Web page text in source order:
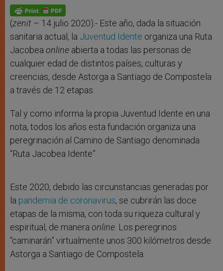
p
p
g
e
r
o
k
(zenit – 14 julio 2020).- Este año, dada la situación
sanitaria actual, la Juventud Idente organiza una Ruta
Jacobea online abierta a todas las personas de
cualquier edad de distintos países, culturas y
creencias, desde Astorga a Santiago de Compostela
a través de 12 etapas.
Tal y como informa la propia Juventud Idente en una
nota, todos los años esta fundación organiza una
peregrinación al Camino de Santiago denominada
“Ruta Jacobea Idente”.
Este 2020, debido las circunstancias generadas por
la pandemia de coronavirus, se cubrirán las doce
etapas de la misma, con toda su riqueza cultural y
espiritual, de manera online . Los peregrinos
“caminarán” virtualmente unos 300 kilómetros desde
Astorga a Santiago de Compostela.